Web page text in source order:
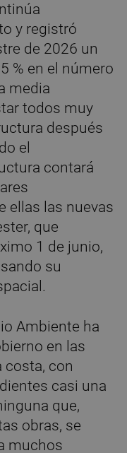
y registró
de 2026 un
% en el número
media
todos muy
después
el
contará
ellas las nuevas
que
1 de junio,
su
Ambiente ha
en las
costa, con
casi una
que,
obras, se
muchos